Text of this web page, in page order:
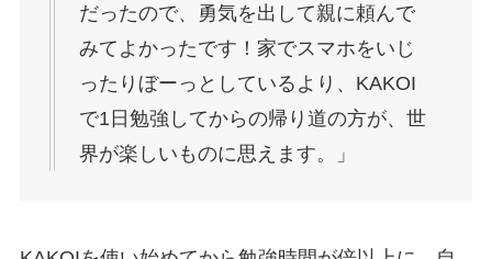
だったので、勇気を出して親に頼んで
みてよかったです！家でスマホをいじ
ったりぼーっとしているより、KAKOI
で1日勉強してからの帰り道の方が、世
界が楽しいものに思えます。」